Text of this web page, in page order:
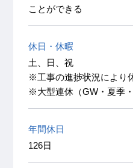
ことができる
休日・休暇
土、日、祝
※工事の進捗状況により
※大型連休（GW・夏季
年間休日
126日